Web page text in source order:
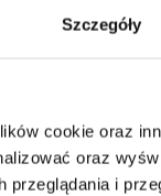
Szczegóły
cookie oraz
oraz
i